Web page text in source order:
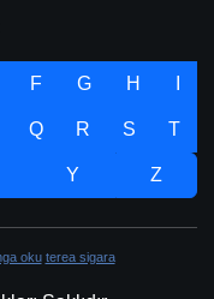
F G H
Q R S T
Y Z
oku terea sigara